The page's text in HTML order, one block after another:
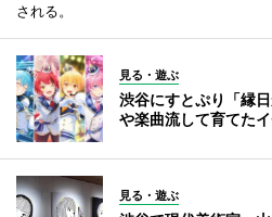
される。
見る・遊ぶ
渋谷にすとぷり「縁
や楽曲流して育てた
見る・遊ぶ